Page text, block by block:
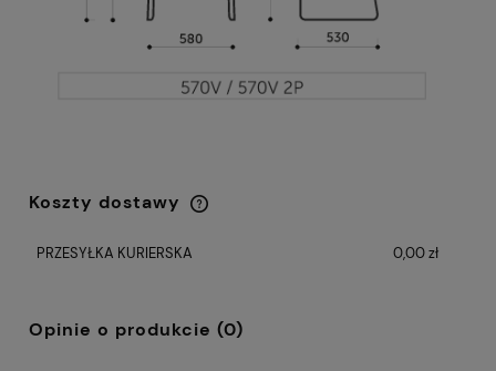
Koszty dostawy
Cena nie zawiera ewentualnych kosztów
PRZESYŁKA KURIERSKA
0,00 zł
Opinie o produkcie (0)